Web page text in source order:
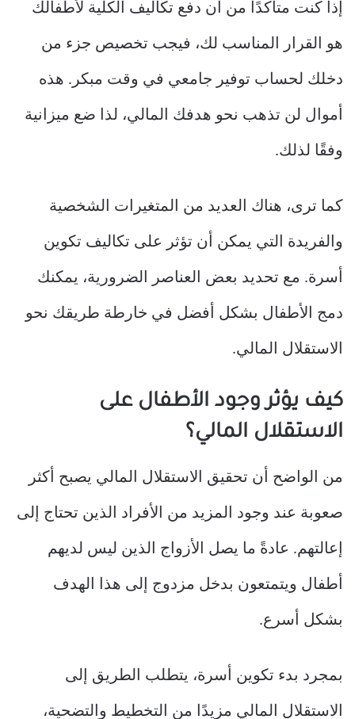
إذا كنت متأكدًا من أن دفع تكاليف الكلية لأطفالك
هو القرار المناسب لك، فيجب تخصيص جزء من
دخلك لحساب توفير جامعي في وقت مبكر. هذه
أموال لن تذهب نحو هدفك المالي، لذا ضع ميزانية
وفقًا لذلك.
كما ترى، هناك العديد من المتغيرات الشخصية
والفريدة التي يمكن أن تؤثر على تكاليف تكوين
أسرة. مع تحديد بعض العناصر الضرورية، يمكنك
دمج الأطفال بشكل أفضل في خارطة طريقك نحو
الاستقلال المالي.
كيف يؤثر وجود الأطفال على
الاستقلال المالي؟
من الواضح أن تحقيق الاستقلال المالي يصبح أكثر
صعوبة عند وجود المزيد من الأفراد الذين تحتاج إلى
إعالتهم. عادةً ما يصل الأزواج الذين ليس لديهم
أطفال ويتمتعون بدخل مزدوج إلى هذا الهدف
بشكل أسرع.
بمجرد بدء تكوين أسرة، يتطلب الطريق إلى
الاستقلال المالي مزيدًا من التخطيط والتضحية،